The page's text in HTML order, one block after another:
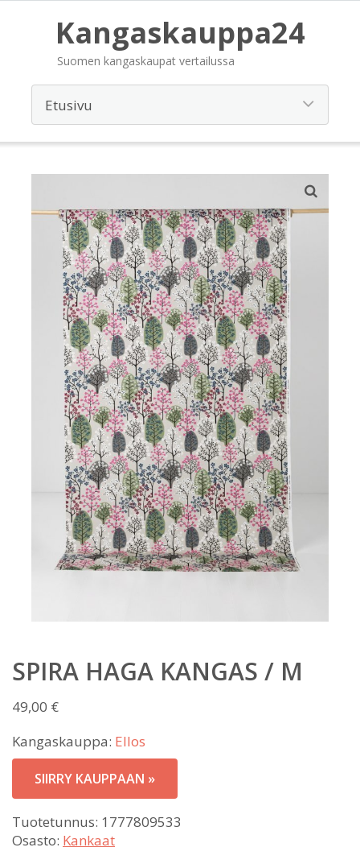
Kangaskauppa24
Suomen kangaskaupat vertailussa
SPIRA HAGA KANGAS / M
49,00 €
Kangaskauppa: Ellos
SIIRRY KAUPPAAN »
Tuotetunnus: 1777809533
Osasto: Kankaat